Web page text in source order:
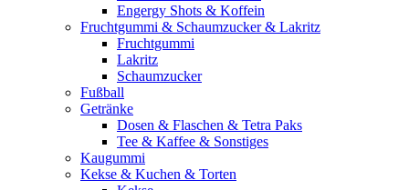
Engergy Shots & Koffein
Fruchtgummi & Schaumzucker & Lakritz
Fruchtgummi
Lakritz
Schaumzucker
Fußball
Getränke
Dosen & Flaschen & Tetra Paks
Tee & Kaffee & Sonstiges
Kaugummi
Kekse & Kuchen & Torten